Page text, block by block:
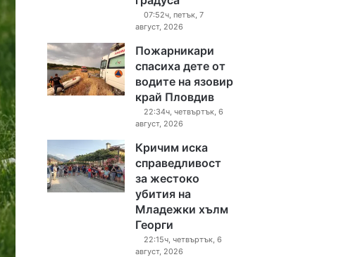
07:52ч, петък, 7
август, 2026
Пожарникари
спасиха дете от
водите на язовир
край Пловдив
22:34ч, четвъртък, 6
август, 2026
Кричим иска
справедливост
за жестоко
убития на
Младежки хълм
Георги
22:15ч, четвъртък, 6
август, 2026